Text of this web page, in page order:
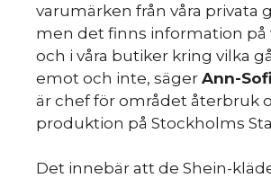
varumärken från våra privata
men det finns information på
och i våra butiker kring vilka
emot och inte, säger Ann-
är chef för området återbruk
produktion på Stockholms
Det innebär att de Shein-